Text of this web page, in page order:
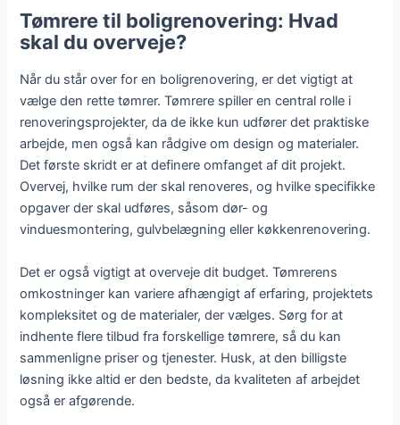
Tømrere til boligrenovering: Hvad
skal du overveje?
Når du står over for en boligrenovering, er det vigtigt at
vælge den rette tømrer. Tømrere spiller en central rolle i
renoveringsprojekter, da de ikke kun udfører det praktiske
arbejde, men også kan rådgive om design og materialer.
Det første skridt er at definere omfanget af dit projekt.
Overvej, hvilke rum der skal renoveres, og hvilke specifikke
opgaver der skal udføres, såsom dør- og
vinduesmontering, gulvbelægning eller køkkenrenovering.
Det er også vigtigt at overveje dit budget. Tømrerens
omkostninger kan variere afhængigt af erfaring, projektets
kompleksitet og de materialer, der vælges. Sørg for at
indhente flere tilbud fra forskellige tømrere, så du kan
sammenligne priser og tjenester. Husk, at den billigste
løsning ikke altid er den bedste, da kvaliteten af arbejdet
også er afgørende.